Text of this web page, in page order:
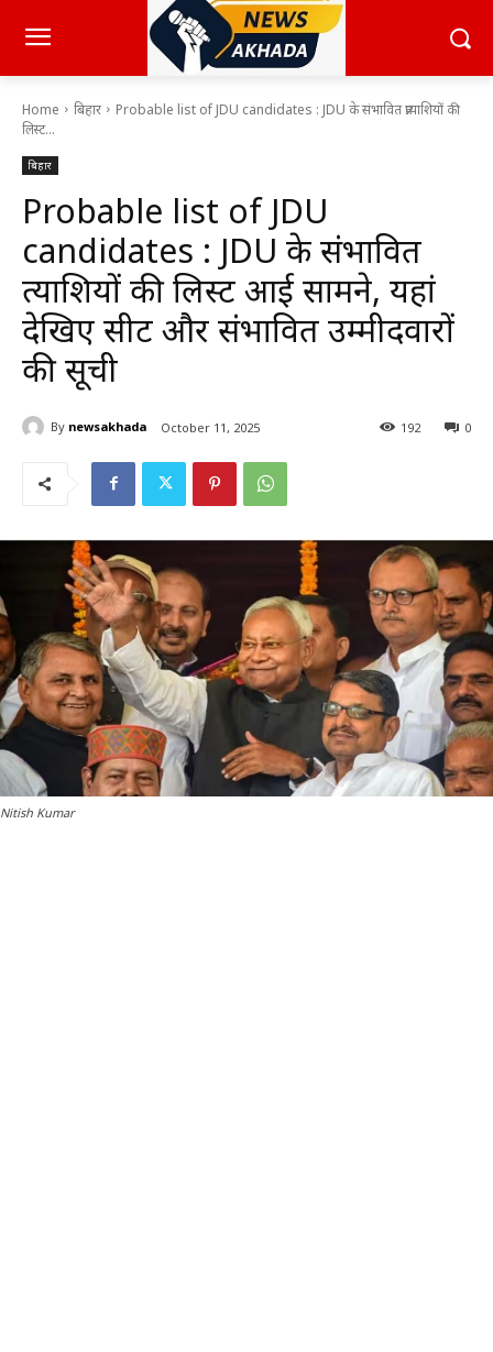
Home बिहार
Probable list of JDU candidates : JDU के संभावित प्रत्याशियों की
लिस्ट...
बिहार
Probable list of JDU
candidates : JDU के संभावित
प्रत्याशियों की लिस्ट आई सामने, यहां
देखिए सीट और संभावित उम्मीदवारों
की सूची
By newsakhada October 11, 2025 0
192
Nitish Kumar